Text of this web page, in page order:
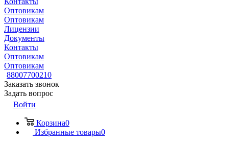
Оптовикам
Оптовикам
Лицензии
Документы
Контакты
Оптовикам
Оптовикам
88007700210
Заказать звонок
Задать вопрос
Войти
Корзина0
Избранные товары0